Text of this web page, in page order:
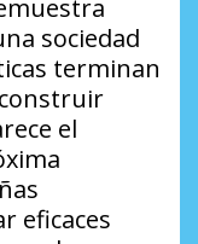
sociedad
terminan
el
eficaces